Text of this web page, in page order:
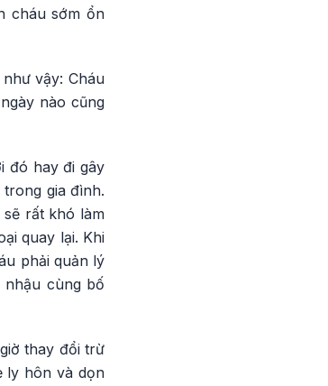
cháu sớm ổn
vậy: Cháu
nào cũng
đó hay đi gây
gia đình.
rất khó làm
quay lại. Khi
phải quản lý
cùng bố
thay đổi trừ
ly hôn và dọn